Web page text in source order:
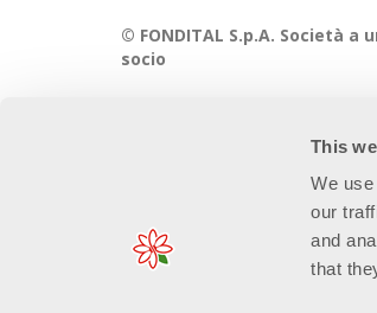
This
We use
our
and
that
© FONDITAL S.p.A. Società a
socio